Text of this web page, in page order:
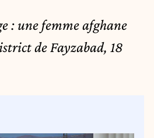
: une femme afghane
de Fayzabad, 18